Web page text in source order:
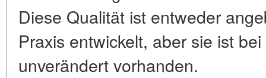
Diese Qualität ist entweder
Praxis entwickelt, aber sie ist
unverändert vorhanden.